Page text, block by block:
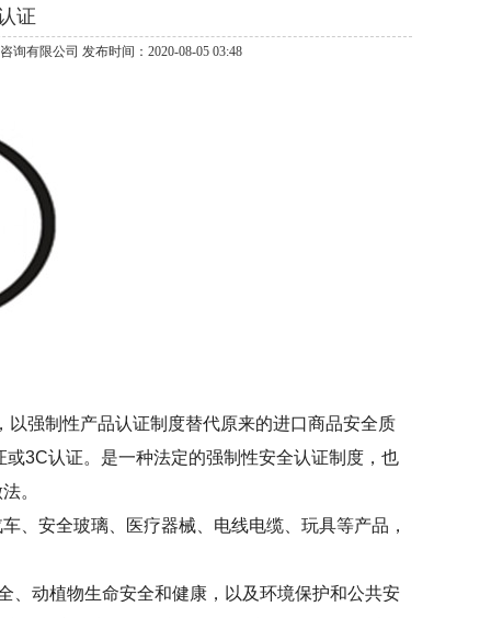
证
询有限公司 发布时间：2020-08-05 03:48
强制性产品认证制度替代原来的进口商品安全质
3C认证。是一种法定的强制性安全认证制度，也
。
安全玻璃、医疗器械、电线电缆、玩具等产品，
动植物生命安全和健康，以及环境保护和公共安